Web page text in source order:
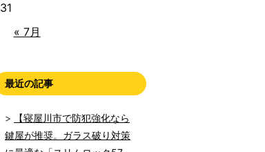
« 7月
31
最近の記事
【寝屋川市で防犯強化なら
鍵屋が推奨。ガラス破り対策